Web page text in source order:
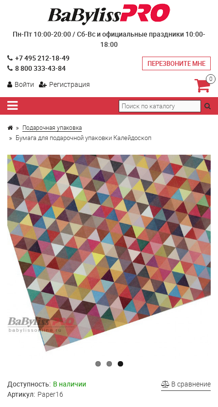
Пн-Пт 10:00-20:00 / Сб-Вс и официальные праздники 10:00-
18:00
+7 495 212-18-49
8 800 333-43-84
ПЕРЕЗВОНИТЕ МНЕ
Войти Регистрация
0
Подарочная упаковка
Бумага для подарочной упаковки Калейдоскоп
В сравнение
Доступность: В наличии
Артикул: Paper16